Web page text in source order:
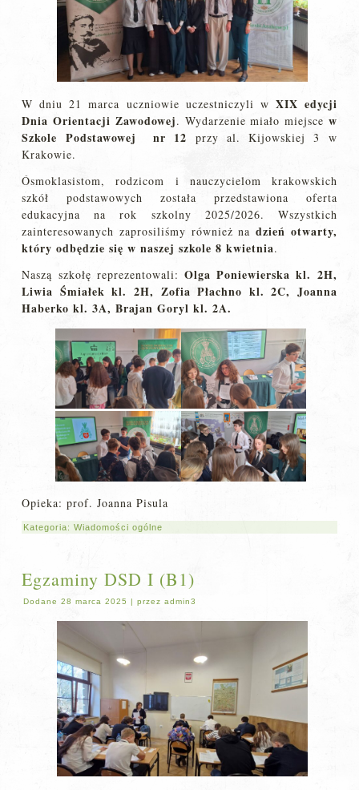
W dniu 21 marca uczniowie uczestniczyli w XIX edycji
Dnia Orientacji Zawodowej. Wydarzenie miało miejsce w
Szkole Podstawowej nr 12 przy al. Kijowskiej 3 w
Krakowie.
Ósmoklasistom, rodzicom i nauczycielom krakowskich
szkół podstawowych została przedstawiona oferta
edukacyjna na rok szkolny 2025/2026. Wszystkich
zainteresowanych zaprosiliśmy również na dzień otwarty,
który odbędzie się w naszej szkole 8 kwietnia.
Naszą szkołę reprezentowali: Olga Poniewierska kl. 2H,
Liwia Śmiałek kl. 2H, Zofia Płachno kl. 2C, Joanna
Haberko kl. 3A, Brajan Goryl kl. 2A.
Opieka: prof. Joanna Pisula
Kategoria:Wiadomości ogólne
Egzaminy DSD I (B1)
Dodane 28 marca 2025 |przez admin3